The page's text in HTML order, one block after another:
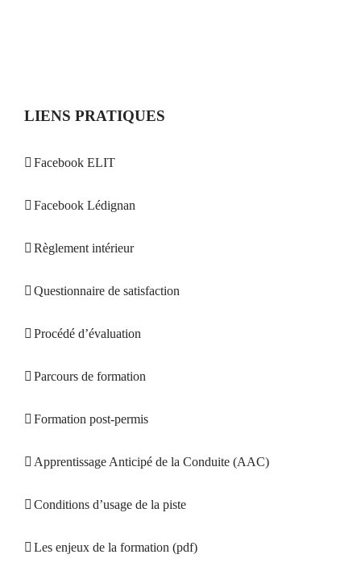
LIENS PRATIQUES
Facebook ELIT
Facebook Lédignan
Règlement intérieur
Questionnaire de satisfaction
Procédé d’évaluation
Parcours de formation
Formation post-permis
Apprentissage Anticipé de la Conduite (AAC)
Conditions d’usage de la piste
Les enjeux de la formation (pdf)